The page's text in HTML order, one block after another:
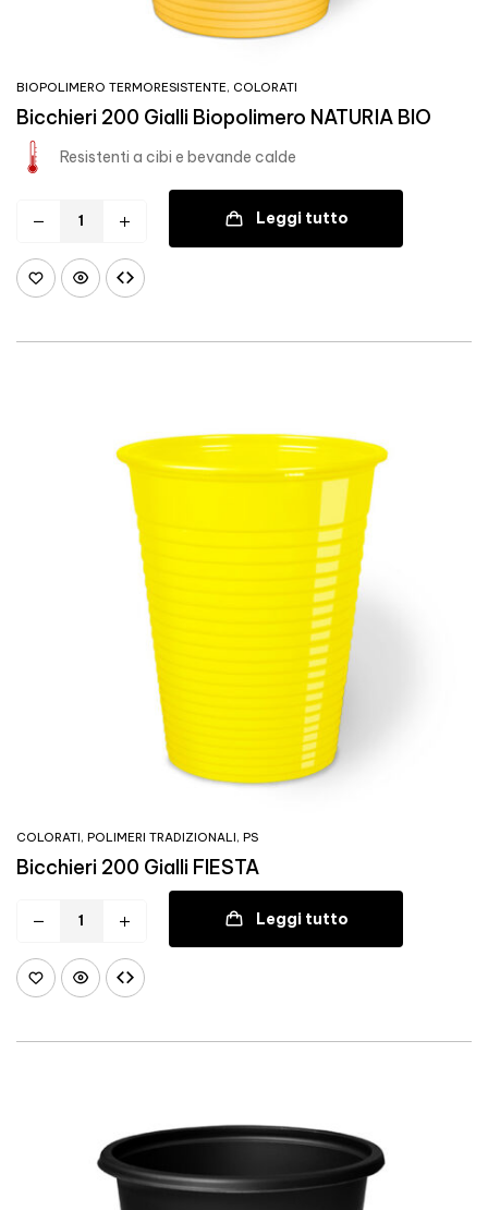
BIOPOLIMERO TERMORESISTENTE, COLORATI
Bicchieri 200 Gialli Biopolimero NATURIA BIO
Resistenti a cibi e bevande calde
Leggi tutto
COLORATI, POLIMERI TRADIZIONALI, PS
Bicchieri 200 Gialli FIESTA
Leggi tutto